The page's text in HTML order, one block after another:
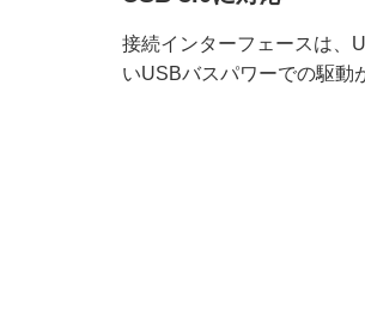
接続インターフェースは、
いUSBバスパワーでの駆動